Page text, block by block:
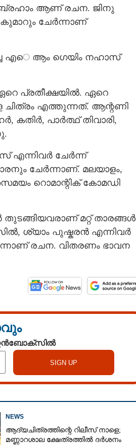
ആണ് രചന. ജിനു
ചേർന്നാണ്
എെ ആം ഗെയിം നഹാസ്
പ്രതീക്ഷയിൽ. ഏറെ
എത്തുന്നത്. ആന്റണി
കതിർ, പാർത്ഥ് തിവാരി,
എന്നിവർ ചേർന്ന്
ചേർന്നാണ്. മലയാളം,
റൊമാന്റിക് കോമഡി
മറ്റ് താരങ്ങൾ
ശ്യാം പുഷ്കരൻ എന്നിവർ
രചന. വിതരണം ഭാവന
ഇൻബോക്സിൽ
NEWS
ആദ്യചിത്രത്തിന്റെ റിലീസ് നാളെ;
മണ്ണാറശാല ക്ഷേത്രത്തിൽ ദർശനം